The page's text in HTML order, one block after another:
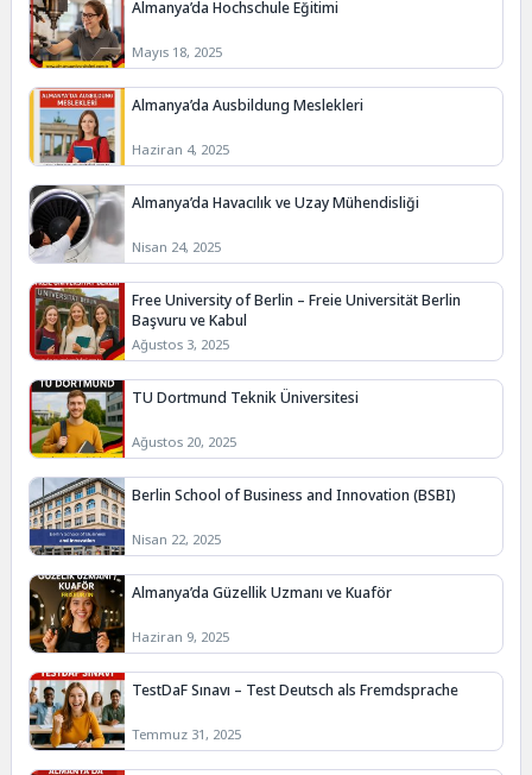
Almanya’da Hochschule Eğitimi
Mayıs 18, 2025
Almanya’da Ausbildung Meslekleri
Haziran 4, 2025
Almanya’da Havacılık ve Uzay Mühendisliği
Nisan 24, 2025
Free University of Berlin – Freie Universität Berlin
Başvuru ve Kabul
Ağustos 3, 2025
TU Dortmund Teknik Üniversitesi
Ağustos 20, 2025
Berlin School of Business and Innovation (BSBI)
Nisan 22, 2025
Almanya’da Güzellik Uzmanı ve Kuaför
Haziran 9, 2025
TestDaF Sınavı – Test Deutsch als Fremdsprache
Temmuz 31, 2025